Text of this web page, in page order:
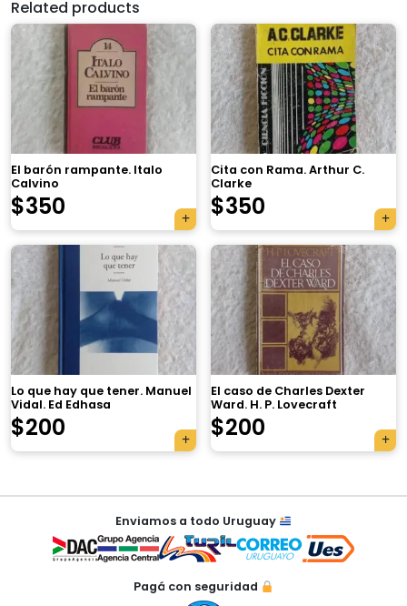
Related products
El barón rampante. Italo
Calvino
$350
Cita con Rama. Arthur C.
Clarke
$350
Lo que hay que tener. Manuel
Vidal. Ed Edhasa
$200
El caso de Charles Dexter
Ward. H. P. Lovecraft
$200
Navegación
entradas
Enviamos a todo Uruguay
Pagá con seguridad
×
Tu carrito está vacío.
automáticamente.